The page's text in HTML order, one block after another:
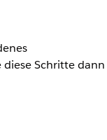
diese Schritte dann
zu. Führen Sie